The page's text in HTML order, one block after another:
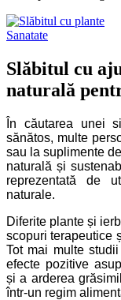
Sanatate
Slăbitul cu
naturală
În căutarea unei
sănătos, multe
sau la suplimente
naturală și
reprezentată de
naturale.
Diferite plante și
scopuri terapeutice
Tot mai multe
efecte pozitive
și a arderea
într-un regim